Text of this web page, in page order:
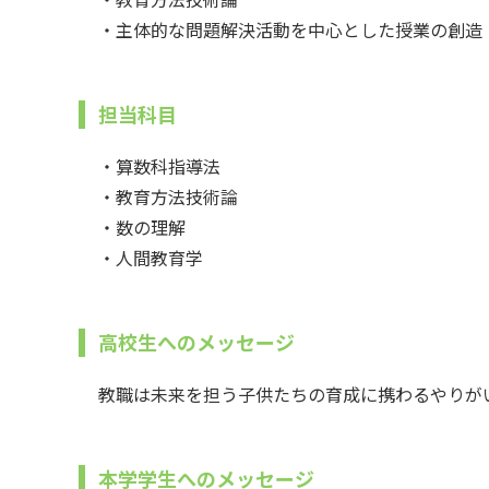
・主体的な問題解決活動を中心とした授業の創造
担当科目
・算数科指導法
・教育方法技術論
・数の理解
・人間教育学
高校生へのメッセージ
教職は未来を担う子供たちの育成に携わるやりが
本学学生へのメッセージ